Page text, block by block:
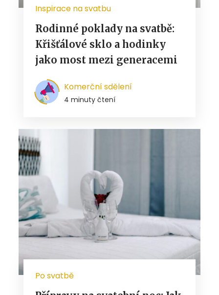
Inspirace na svatbu
Rodinné poklady na svatbě:
Křišťálové sklo a hodinky
jako most mezi generacemi
Komerční sdělení
4 minuty čtení
Po svatbě